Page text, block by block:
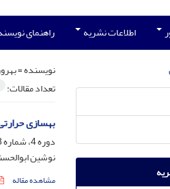
اطلاعات نشریه راهنمای
نویسنده =
تعداد مقالات:
بهسازی
دوره 4، شماره 8، بهمن 1394، صفحه
نوشین
مشاهده مقاله